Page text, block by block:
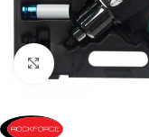
Click to enlarge